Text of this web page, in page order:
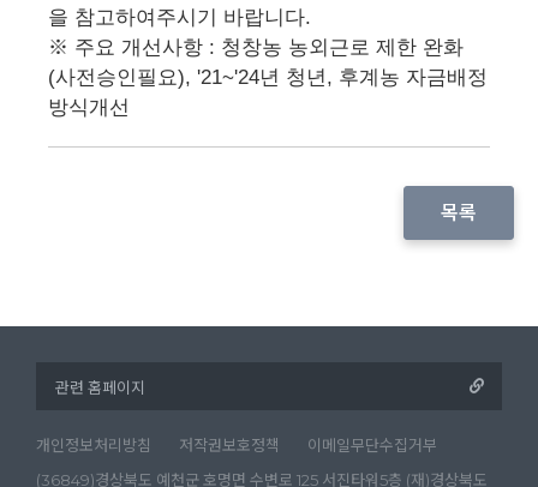
을 참고하여주시기 바랍니다.
※ 주요 개선사항 : 청창농 농외근로 제한 완화
(사전승인필요), '21~'24년 청년, 후계농 자금배정
방식개선
목록
개인정보처리방침 저작권보호정책
이메일무단수집거부
(36849)경상북도 예천군 호명면 수변로 125 서진타워5층 (재)경상북도